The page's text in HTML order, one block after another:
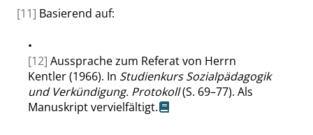
[11] Basierend auf:
•
[12] Aussprache zum Referat von Herrn
Kentler (1966). In Studienkurs Sozialpädagogik
und Verkündigung. Protokoll(S. 69–77). Als
Manuskript vervielfältigt.